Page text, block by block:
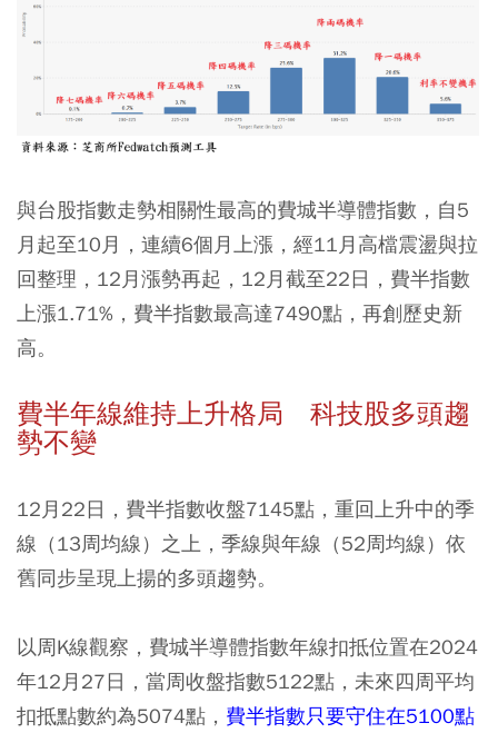
與台股指數走勢相關性最高的費城半導體指數，自5
月起至10月，連續6個月上漲，經11月高檔震盪與拉
回整理，12月漲勢再起，12月截至22日，費半指數
上漲1.71%，費半指數最高達7490點，再創歷史新
高。
費半年線維持上升格局 科技股多頭趨
勢不變
12月22日，費半指數收盤7145點，重回上升中的季
線（13周均線）之上，季線與年線（52周均線）依
舊同步呈現上揚的多頭趨勢。
以周K線觀察，費城半導體指數年線扣抵位置在2024
年12月27日，當周收盤指數5122點，未來四周平均
扣抵點數約為5074點， 費半指數只要守住在5100點